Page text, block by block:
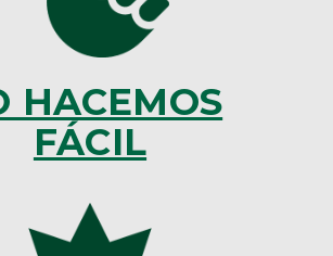
HACEMOS
FÁCIL